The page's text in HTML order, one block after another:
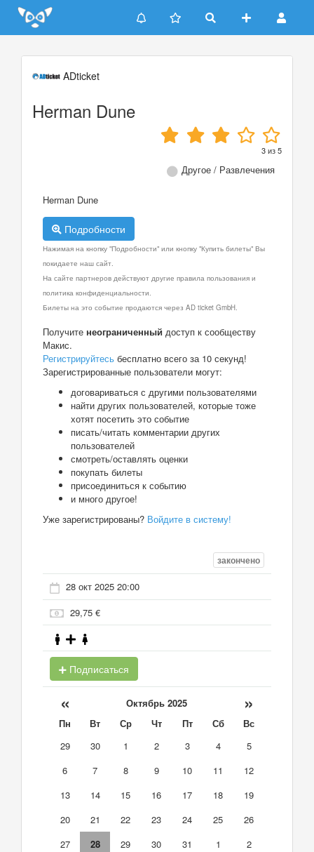
Update cookies preferences
ADticket
Herman Dune
3из5
Другое / Развлечения
Herman Dune
Подробности
Нажимая на кнопку "Подробности" или кнопку "Купить билеты" Вы
покидаете наш сайт.
На сайте партнеров действуют другие правила пользования и
политика конфиденциальности.
Билеты на это событие продаются через AD ticket GmbH.
Получите неограниченный доступ к сообществу
Макис.
Регистрируйтесь бесплатно всего за 10 секунд!
Зарегистрированные пользователи могут:
договариваться с другими пользователями
найти других пользователей, которые тоже
хотят посетить это событие
писать/читать комментарии других
пользователей
смотреть/оставлять оценки
покупать билеты
присоединиться к событию
и много другое!
Уже зарегистрированы? Войдите в систему!
закончено
28 окт 2025 20:00
29,75 €
Подписаться
« Октябрь 2025 »
Пн Вт Ср Чт Пт Сб
Вс
29
30 1 2 3 4
5
6
7 8 9 10 11
12
13
14 15 16 17 18
19
20
21 22 23 24 25
26
27
28 29 30 31 1
2